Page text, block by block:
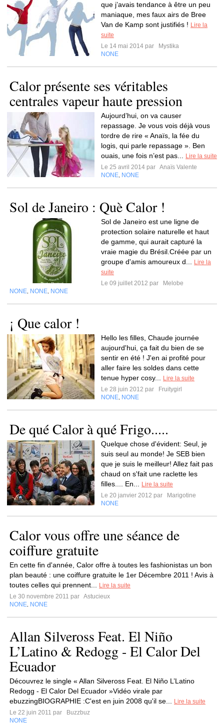
que j’avais tendance à être un peu
maniaque, mes faux airs de Bree
Van de Kamp sont justifiés ! Lire la
suite
Le 14 mai 2014 par
Mystika
NONE
Calor présente ses véritables
centrales vapeur haute pression
Aujourd’hui, on va causer
repassage. Je vous vois déjà vous
tordre de rire « Anaïs, la fée du
logis, qui parle repassage ». Ben
ouais, une fois n’est pas...
Lire la suite
Le 25 avril 2014 par Anaïs Valente
NONE NONE
Sol de Janeiro : Què Calor !
Sol de Janeiro est une ligne de
protection solaire naturelle et haut
de gamme, qui aurait capturé la
vraie magie du Brésil.Créée par un
groupe d'amis amoureux d...
Lire la
suite
Le 09 juillet 2012 par
Melobe
NONE NONE NONE
¡ Que calor !
Hello les filles, Chaude journée
aujourd'hui, ça fait du bien de se
sentir en été ! J'en ai profité pour
aller faire les soldes dans cette
tenue hyper cosy...
Lire la suite
Le 28 juin 2012 par
Fruitygirl
NONE NONE
De qué Calor à qué Frigo.....
Quelque chose d'évident: Seul, je
suis seul au monde! Je SEB bien
que je suis le meilleur! Allez fait pas
chaud on s'fait une raclette les
filles.... En...
Lire la suite
Le 20 janvier 2012 par
Marigotine
NONE
Calor vous offre une séance de
coiffure gratuite
En cette fin d'année, Calor offre à toutes les fashionistas un bon
plan beauté : une coiffure gratuite le 1er Décembre 2011 ! Avis à
toutes celles qui prennent...
Lire la suite
Le 30 novembre 2011 par Astucieux
NONE NONE
Allan Silveross Feat. El Niño
L’Latino & Redogg - El Calor Del
Ecuador
Découvrez le single « Allan Silveross Feat. El Niño L’Latino
Redogg - El Calor Del Ecuador »Vidéo virale par
ebuzzingBIOGRAPHIE :C'est en juin 2008 qu'il se...
Lire la suite
Le 22 juin 2011 par
Buzzbuz
NONE